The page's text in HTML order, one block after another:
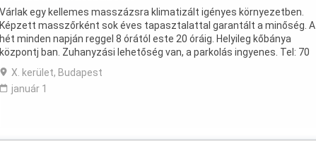
Várlak egy kellemes masszázsra klimatizált igényes környezetben.
Képzett masszőrként sok éves tapasztalattal garantált a minőség. A
hét minden napján reggel 8 órától este 20 óráig. Helyileg kőbánya
központj ban. Zuhanyzási lehetőség van, a parkolás ingyenes. Tel: 70
905 74 78 Aki szeretne jönni kérem ...
X. kerület, Budapest
január 1